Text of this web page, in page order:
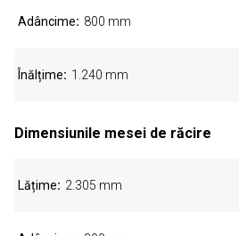
Adâncime 800 mm
Înălțime 1.240 mm
Dimensiunile mesei de răcire
Lățime 2.305 mm